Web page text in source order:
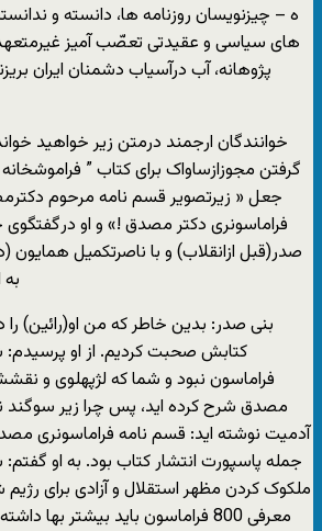
ه – چیزنویسان روزنامه ها، دانسته و
های سیاسی و عقیدتی تعصّب ‏آمیز
پژوهانه، آب درآسیاب دشمنان ایران
خوانندگان ارجمند ‏درمتن زیر خواهید
گرفتن مجوزازساواک برای ‏کتاب ” فراموشخانه
جعل « زیرتصویر قسم نامه مرحوم
فراماسونری دکتر مصدق !» و او
‏صدر(قبل ازانقلاب) و با ناصرتکمیل همایون
کتابش صحبت کردیم. از او
فراماسون نبود و شما که لژپهلوی و
مصدق شرح کرده اید، پس چرا زیر سوگند
آدمیت نوشته اید: قسم نامه فراماسونری
جمله پاسپورت انتشار کتاب بود. به او
ملکوک کردن مظهر استقلال و آزادی برای رﮊیم
معرفی 800 فراماسون باید بیشتر